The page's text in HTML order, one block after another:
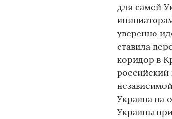
для самой
уверенно
ставила
коридор в
российский
Украина на
Украины